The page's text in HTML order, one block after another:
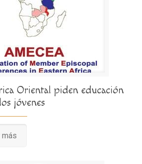
Oriental piden educación
jóvenes
más